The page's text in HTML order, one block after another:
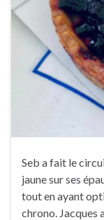
Seb a fait le
jaune sur ses
tout en ayant
chrono. Jacques